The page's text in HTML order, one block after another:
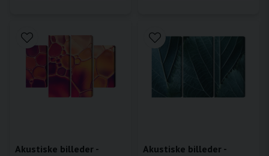
Akustiske billeder -
Akustiske billeder -